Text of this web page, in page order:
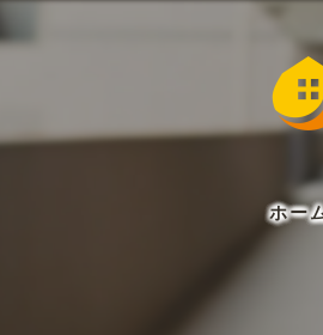
ホー